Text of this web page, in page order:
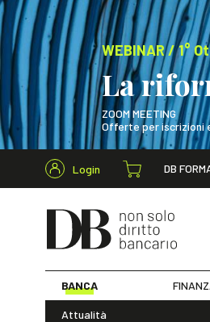
WEBINAR / 1°
La
ZOOM MEETING
Offerte per iscrizioni
Login DB
BANCA
Attualità